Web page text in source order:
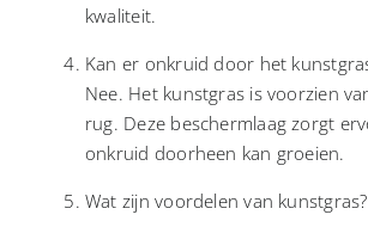
kwaliteit.
Kan er onkruid door het
Nee. Het kunstgras is voorzien
rug. Deze beschermlaag zorgt
onkruid doorheen kan groeien.
Wat zijn voordelen van kunstgras?